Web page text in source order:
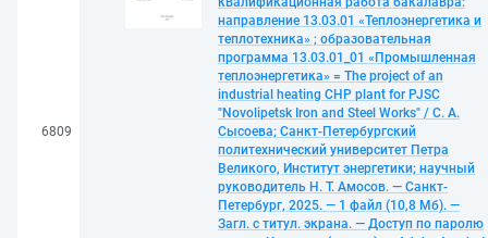
6809
направление 13.03.01 «Теплоэнергетика и
теплотехника» ; образовательная
программа 13.03.01_01 «Промышленная
теплоэнергетика» = The project of an
industrial heating CHP plant for PJSC
"Novolipetsk Iron and Steel Works" / С. А.
Сысоева; Санкт-Петербургский
политехнический университет Петра
Великого, Институт энергетики; научный
руководитель Н. Т. Амосов. — Санкт-
Петербург, 2025. — 1 файл (10,8 Мб). —
Загл. с титул. экрана. — Доступ по паролю